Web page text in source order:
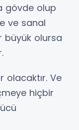
gövde olup
ve sanal
büyük olursa
olacaktır. Ve
hiçbir